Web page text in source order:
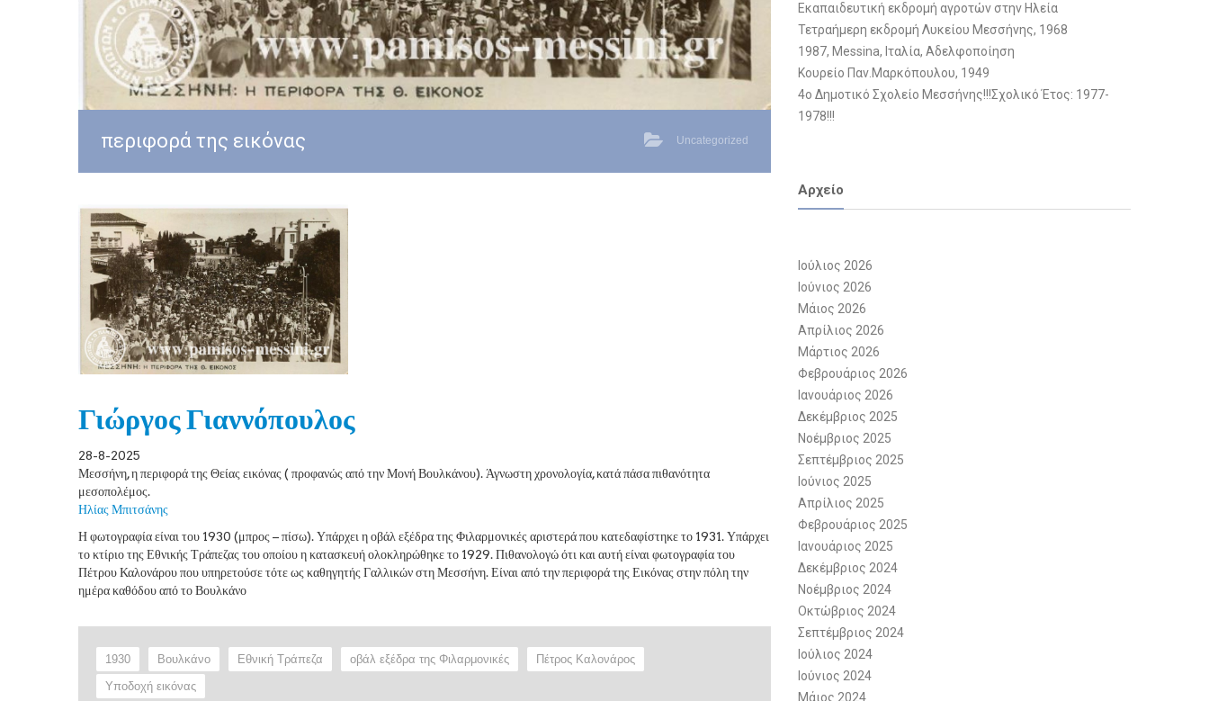
περιφορά της εικόνας Uncategorized
Γιώργος Γιαννόπουλος
28-8-2025
Μεσσήνη, η περιφορά της Θείας εικόνας ( προφανώς από την Μονή Βουλκάνου). Άγνωστη χρονολογία, κατά πάσα πιθανότητα
μεσοπολέμος.
Ηλίας Μπιτσάνης
Η φωτογραφία είναι του 1930 (μπρος – πίσω). Υπάρχει η οβάλ εξέδρα της Φιλαρμονικές αριστερά που κατεδαφίστηκε το 1931. Υπάρχει
το κτίριο της Εθνικής Τράπεζας του οποίου η κατασκευή ολοκληρώθηκε το 1929. Πιθανολογώ ότι και αυτή είναι φωτογραφία του
Πέτρου Καλονάρου που υπηρετούσε τότε ως καθηγητής Γαλλικών στη Μεσσήνη. Είναι από την περιφορά της Εικόνας στην πόλη την
ημέρα καθόδου από το Βουλκάνο
1930 Βουλκάνο Εθνική Τράπεζα οβάλ εξέδρα της Φιλαρμονικές
Πέτρος Καλονάρος
Υποδοχή εικόνας
Εκαπαιδευτική εκδρομή αγροτών στην Ηλεία
Τετραήμερη εκδρομή Λυκείου Μεσσήνης, 1968
1987, Messina, Ιταλία, Αδελφοποίηση
Κουρείο Παν.Μαρκόπουλου, 1949
4ο Δημοτικό Σχολείο Μεσσήνης!!!Σχολικό Έτος: 1977-
1978!!!
Αρχείο
Ιούλιος 2026
Ιούνιος 2026
Μάιος 2026
Απρίλιος 2026
Μάρτιος 2026
Φεβρουάριος 2026
Ιανουάριος 2026
Δεκέμβριος 2025
Νοέμβριος 2025
Σεπτέμβριος 2025
Ιούνιος 2025
Απρίλιος 2025
Φεβρουάριος 2025
Ιανουάριος 2025
Δεκέμβριος 2024
Νοέμβριος 2024
Οκτώβριος 2024
Σεπτέμβριος 2024
Ιούλιος 2024
Ιούνιος 2024
Μάιος 2024